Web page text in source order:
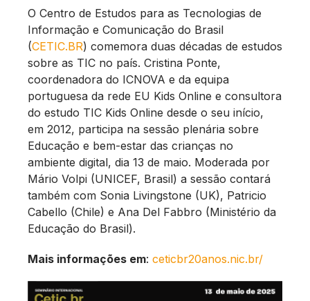
O Centro de Estudos para as Tecnologias de
Informação e Comunicação do Brasil
(CETIC.BR) comemora duas décadas de estudos
sobre as TIC no país. Cristina Ponte,
coordenadora do ICNOVA e da equipa
portuguesa da rede EU Kids Online e consultora
do estudo TIC Kids Online desde o seu início,
em 2012, participa na sessão plenária sobre
Educação e bem-estar das crianças no
ambiente digital, dia 13 de maio. Moderada por
Mário Volpi (UNICEF, Brasil) a sessão contará
também com Sonia Livingstone (UK), Patricio
Cabello (Chile) e Ana Del Fabbro (Ministério da
Educação do Brasil).
Mais informações em: ceticbr20anos.nic.br/